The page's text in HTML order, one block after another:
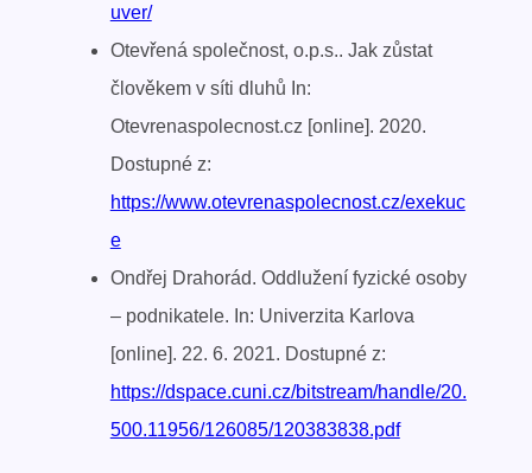
uver/
Otevřená společnost, o.p.s.. Jak zůstat
člověkem v síti dluhů In:
Otevrenaspolecnost.cz [online]. 2020.
Dostupné z:
https://www.otevrenaspolecnost.cz/exekuc
e
Ondřej Drahorád. Oddlužení fyzické osoby
– podnikatele. In: Univerzita Karlova
[online]. 22. 6. 2021. Dostupné z:
https://dspace.cuni.cz/bitstream/handle/20.
500.11956/126085/120383838.pdf